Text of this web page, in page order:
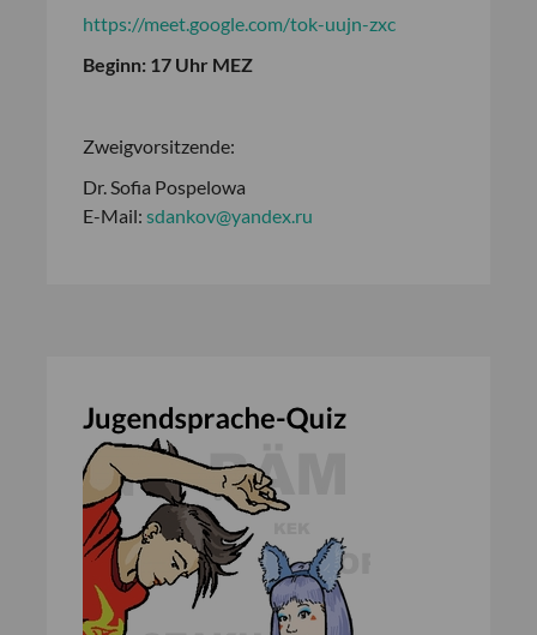
https://meet.google.com/tok-uujn-zxc
Beginn: 17 Uhr MEZ
Zweigvorsitzende:
Dr. Sofia Pospelowa
E-Mail: sdankov@yandex.ru